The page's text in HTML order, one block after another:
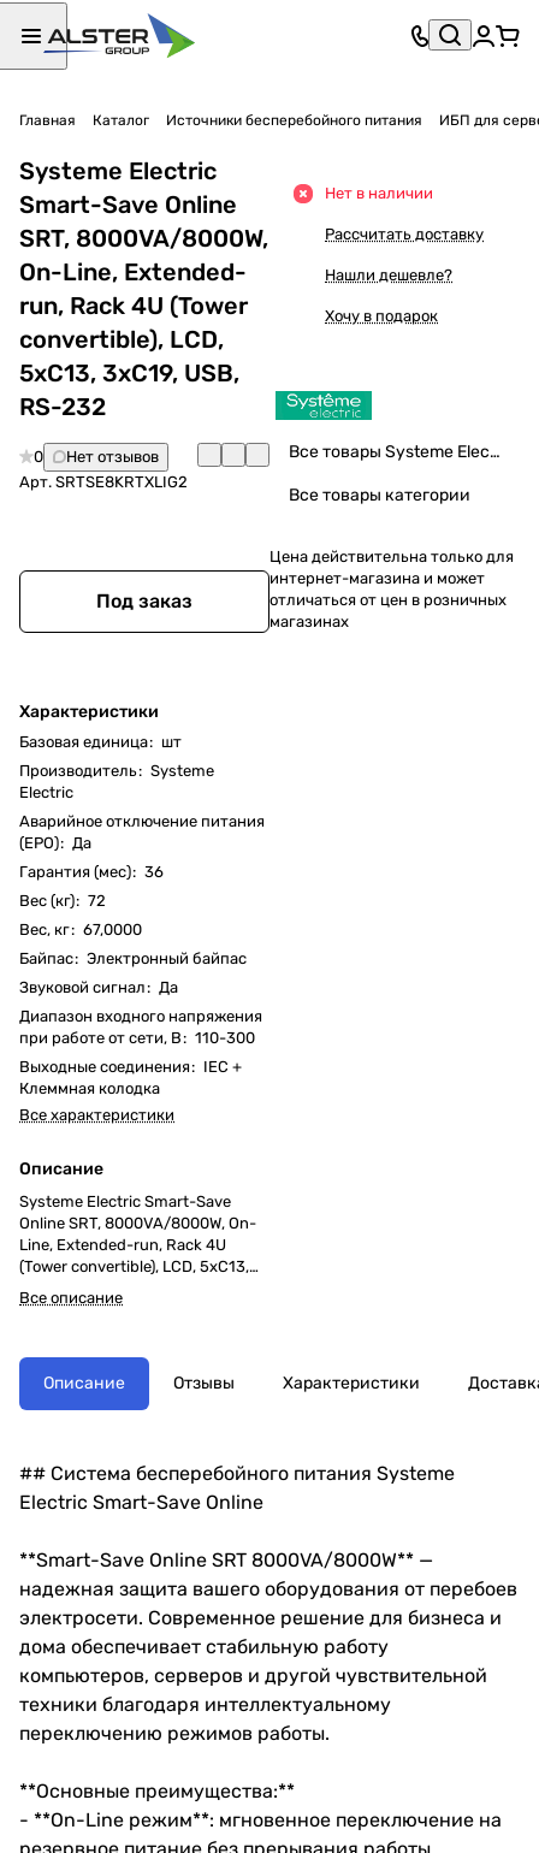
Главная Каталог Источники бесперебойного питания ИБП для
Systeme Electric
Smart-Save Online
SRT, 8000VA/8000W,
On-Line, Extended-
run, Rack 4U (Tower
convertible), LCD,
5xC13, 3xC19, USB,
RS-232
0
Нет отзывов
Арт. SRTSE8KRTXLIG2
Под заказ
Характеристики
Базовая единица: шт
Производитель: Systeme
Electric
Аварийное отключение питания
(EPO): Да
Гарантия (мес): 36
Вес (кг): 72
Вес, кг: 67,0000
Байпас: Электронный байпас
Звуковой сигнал: Да
Диапазон входного напряжения
при работе от сети, В: 110-300
Выходные соединения: IEC +
Клеммная колодка
Все характеристики
Описание
Systeme Electric Smart-Save
Online SRT, 8000VA/8000W, On-
Line, Extended-run, Rack 4U
(Tower convertible), LCD, 5xC13,
3xC19, USB, RS-232
Все описание
Нет в наличии
Рассчитать доставку
Нашли дешевле?
Хочу в подарок
Все товары Systeme Electric
Все товары категории
Цена действительна только для
интернет-магазина и может
отличаться от цен в розничных
магазинах
Описание Отзывы Характеристики
## Система бесперебойного питания Systeme
Electric Smart-Save Online
**Smart-Save Online SRT 8000VA/8000W** —
надежная защита вашего оборудования от перебоев
электросети. Современное решение для бизнеса и
дома обеспечивает стабильную работу
компьютеров, серверов и другой чувствительной
техники благодаря интеллектуальному
переключению режимов работы.
**Основные преимущества:**
- **On-Line режим**: мгновенное переключение на